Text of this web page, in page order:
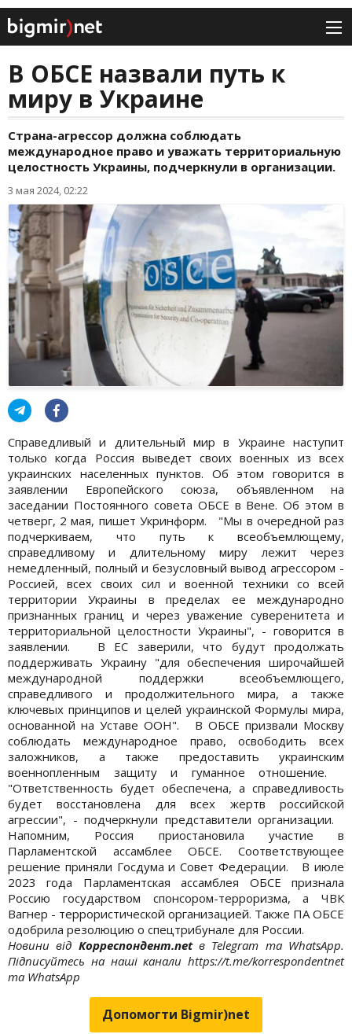
В ОБСЕ назвали путь к
миру в Украине
Страна-агрессор должна соблюдать
международное право и уважать территориальную
целостность Украины, подчеркнули в организации.
3 мая 2024, 02:22
Справедливый и длительный мир в Украине наступит
только когда Россия выведет своих военных из всех
украинских населенных пунктов. Об этом говорится в
заявлении Европейского союза, объявленном на
заседании Постоянного совета ОБСЕ в Вене. Об этом в
четверг, 2 мая, пишет Укринформ. "Мы в очередной раз
подчеркиваем, что путь к всеобъемлющему,
справедливому и длительному миру лежит через
немедленный, полный и безусловный вывод агрессором -
Россией, всех своих сил и военной техники со всей
территории Украины в пределах ее международно
признанных границ и через уважение суверенитета и
территориальной целостности Украины", - говорится в
заявлении. В ЕС заверили, что будут продолжать
поддерживать Украину "для обеспечения широчайшей
международной поддержки всеобъемлющего,
справедливого и продолжительного мира, а также
ключевых принципов и целей украинской Формулы мира,
основанной на Уставе ООН". В ОБСЕ призвали Москву
соблюдать международное право, освободить всех
заложников, а также предоставить украинским
военнопленным защиту и гуманное отношение.
"Ответственность будет обеспечена, а справедливость
будет восстановлена для всех жертв российской
агрессии", - подчеркнули представители организации.
Напомним, Россия приостановила участие в
Парламентской ассамблее ОБСЕ. Соответствующее
решение приняли Госдума и Совет Федерации. В июле
2023 года Парламентская ассамблея ОБСЕ признала
Россию государством спонсором-терроризма, а ЧВК
Вагнер - террористической организацией. Также ПА ОБСЕ
одобрила резолюцию о спецтрибунале для России.
Новини від Корреспондент.netв Telegram та WhatsApp.
Підписуйтесь на наші канали https://t.me/korrespondentnet
та WhatsApp
Допомогти Bigmir)net